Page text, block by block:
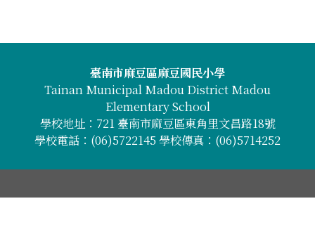
頁尾區域內容臺南市麻豆區麻豆國民小學
Tainan Municipal Madou District Madou
Elementary School
學校地址：721 臺南市麻豆區東角里文昌路18號
學校電話：(06)5722145 學校傳真：(06)5714252